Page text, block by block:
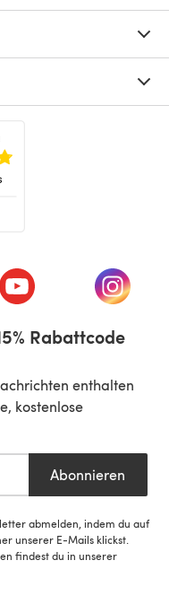
einem neuen Tab)
(öffnet sich in einem
(öffnet
Rabattcode
enthalten
kostenlose
Abonnieren
abmelden, indem du auf
unserer E-Mails klickst.
findest du in unserer